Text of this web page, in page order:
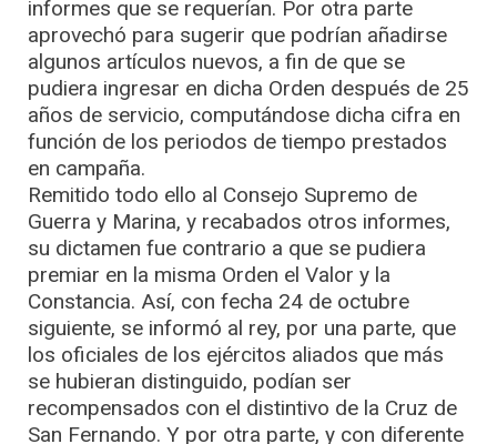
informes que se requerían. Por otra parte
aprovechó para sugerir que podrían añadirse
algunos artículos nuevos, a fin de que se
pudiera ingresar en dicha Orden después de 25
años de servicio, computándose dicha cifra en
función de los periodos de tiempo prestados
en campaña.
Remitido todo ello al Consejo Supremo de
Guerra y Marina, y recabados otros informes,
su dictamen fue contrario a que se pudiera
premiar en la misma Orden el Valor y la
Constancia. Así, con fecha 24 de octubre
siguiente, se informó al rey, por una parte, que
los oficiales de los ejércitos aliados que más
se hubieran distinguido, podían ser
recompensados con el distintivo de la Cruz de
San Fernando. Y por otra parte, y con diferente